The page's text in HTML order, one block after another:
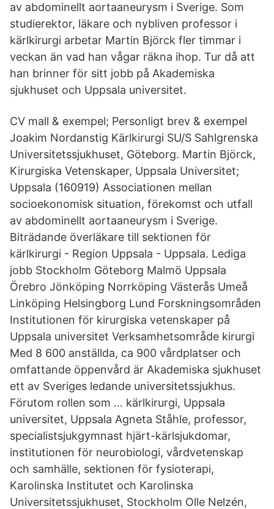
av abdominellt aortaaneurysm i Sverige. Som
studierektor, läkare och nybliven professor i
kärlkirurgi arbetar Martin Björck fler timmar i
veckan än vad han vågar räkna ihop. Tur då att
han brinner för sitt jobb på Akademiska
sjukhuset och Uppsala universitet.
CV mall & exempel; Personligt brev & exempel
Joakim Nordanstig Kärlkirurgi SU/S Sahlgrenska
Universitetssjukhuset, Göteborg. Martin Björck,
Kirurgiska Vetenskaper, Uppsala Universitet;
Uppsala (160919) Associationen mellan
socioekonomisk situation, förekomst och utfall
av abdominellt aortaaneurysm i Sverige.
Biträdande överläkare till sektionen för
kärlkirurgi - Region Uppsala - Uppsala. Lediga
jobb Stockholm Göteborg Malmö Uppsala
Örebro Jönköping Norrköping Västerås Umeå
Linköping Helsingborg Lund Forskningsområden
Institutionen för kirurgiska vetenskaper på
Uppsala universitet Verksamhetsområde kirurgi
Med 8 600 anställda, ca 900 vårdplatser och
omfattande öppenvård är Akademiska sjukhuset
ett av Sveriges ledande universitetssjukhus.
Förutom rollen som … kärlkirurgi, Uppsala
universitet, Uppsala Agneta Ståhle, professor,
specialistsjukgymnast hjärt-kärlsjukdomar,
institutionen för neurobiologi, vårdvetenskap
och samhälle, sektionen för fysioterapi,
Karolinska Institutet och Karolinska
Universitetssjukhuset, Stockholm Olle Nelzén,